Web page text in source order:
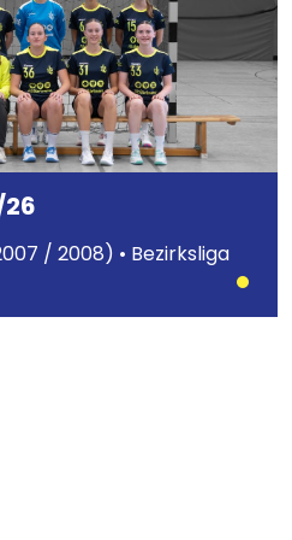
/ 2008) • Bezirksliga